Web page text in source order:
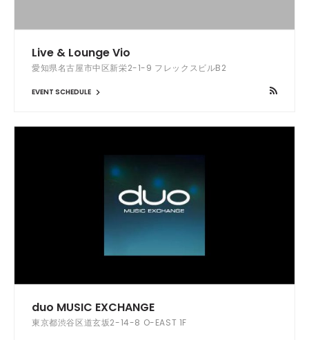
Live & Lounge Vio
愛知県名古屋市中区新栄2-1-9 フレックスビルB2
EVENT SCHEDULE
duo MUSIC EXCHANGE
東京都渋谷区道玄坂2-14-8 O-EAST 1F